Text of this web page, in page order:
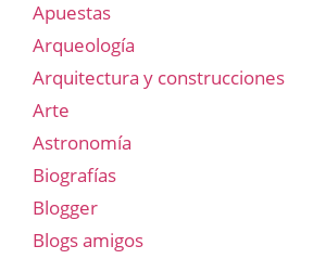
Apuestas
Arqueología
Arquitectura y construcciones
Arte
Astronomía
Biografías
Blogger
Blogs amigos